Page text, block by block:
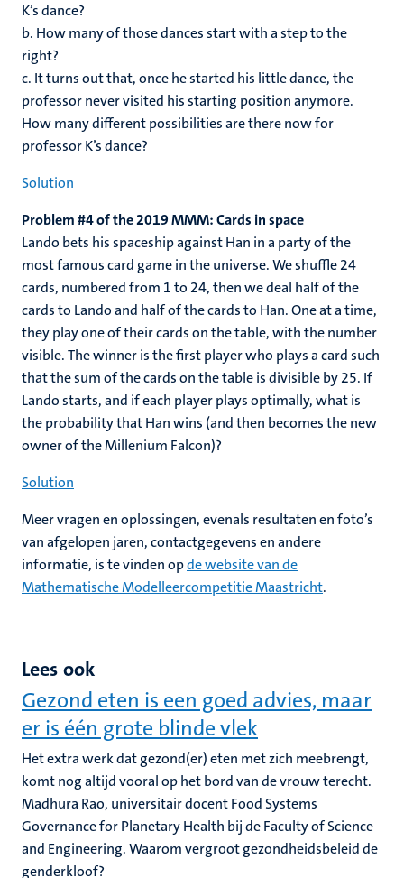
K’s dance?
b. How many of those dances start with a step to the
right?
c. It turns out that, once he started his little dance, the
professor never visited his starting position anymore.
How many different possibilities are there now for
professor K’s dance?
Solution
Problem #4 of the 2019 MMM: Cards in space
Lando bets his spaceship against Han in a party of the
most famous card game in the universe. We shuffle 24
cards, numbered from 1 to 24, then we deal half of the
cards to Lando and half of the cards to Han. One at a time,
they play one of their cards on the table, with the number
visible. The winner is the first player who plays a card such
that the sum of the cards on the table is divisible by 25. If
Lando starts, and if each player plays optimally, what is
the probability that Han wins (and then becomes the new
owner of the Millenium Falcon)?
Solution
Meer vragen en oplossingen, evenals resultaten en foto’s
van afgelopen jaren, contactgegevens en andere
informatie, is te vinden opde website van de
Mathematische Modelleercompetitie Maastricht.
Lees ook
Gezond eten is een goed advies, maar
er is één grote blinde vlek
Het extra werk dat gezond(er) eten met zich meebrengt,
komt nog altijd vooral op het bord van de vrouw terecht.
Madhura Rao, universitair docent Food Systems
Governance for Planetary Health bij de Faculty of Science
and Engineering. Waarom vergroot gezondheidsbeleid de
genderkloof?